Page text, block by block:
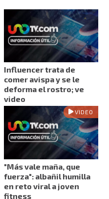
Influencer trata de
comer avispa y se le
deforma el rostro; ve
video
VIDEO
"Más vale maña, que
fuerza": albañil humilla
en reto viral a joven
fitness